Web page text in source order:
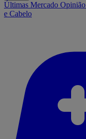
Últimas Mercado Opinião
e Cabelo